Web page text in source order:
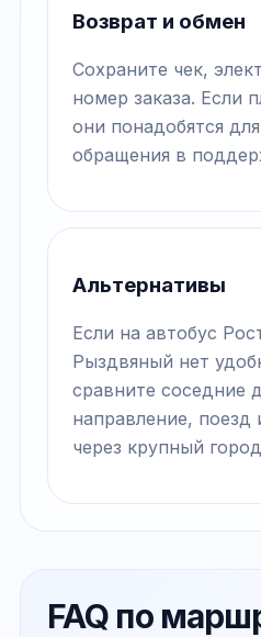
Возврат и обмен
Сохраните чек,
номер заказа. Если
они понадобятся
обращения в
Альтернативы
Если на автобус
Рыздвяный нет
сравните соседние
направление,
через крупный
FAQ по